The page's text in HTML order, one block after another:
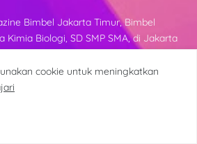
KOMPUTER VIA WHATSAPP
Bimbel Jakarta Timur, Bimbel
Kimia Biologi, SD SMP SMA, di Jakarta
cookie untuk meningkatkan